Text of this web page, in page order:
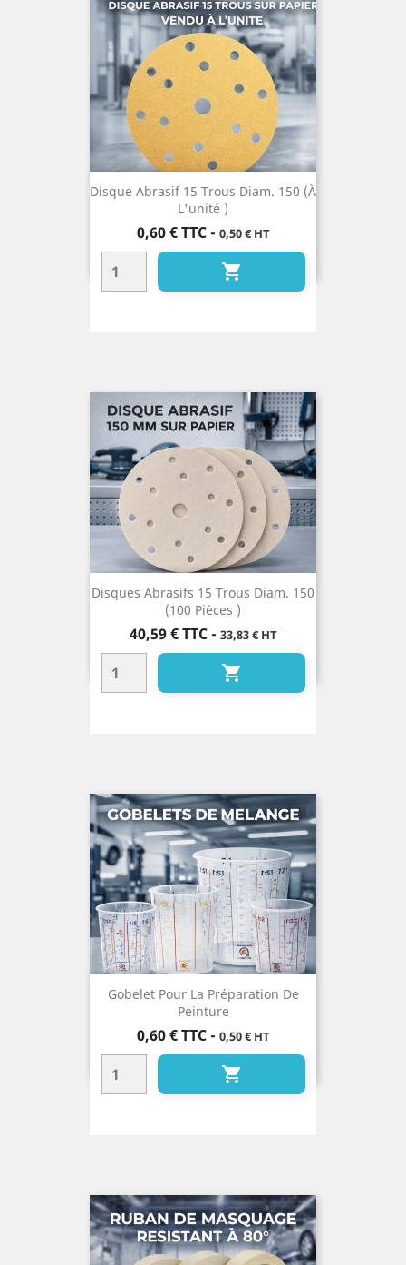
Disque Abrasif 15 Trous Diam. 150 (à
L'unité )
Prix
0,60 € TTC- 0,50 € HT

Disques Abrasifs 15 Trous Diam. 150
(100 Pièces )
Prix
40,59 € TTC- 33,83 € HT

Gobelet Pour La Préparation De
Peinture
Prix
0,60 € TTC- 0,50 € HT
